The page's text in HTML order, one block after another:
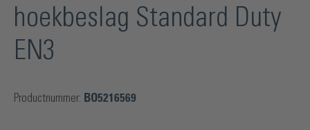
hoekbeslag Standard Duty
EN3
Productnummer: BO5216569